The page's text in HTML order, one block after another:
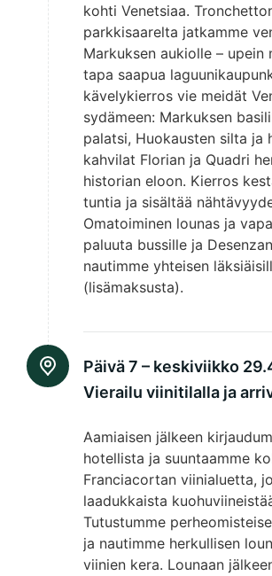
kohti Venetsiaa.
parkkisaarelta jatkamme
Markuksen aukiolle – upein
tapa saapua
kävelykierros vie meidät
sydämeen: Markuksen
palatsi, Huokausten silta ja
kahvilat Florian ja Quadri
historian eloon. Kierros
tuntia ja sisältää
Omatoiminen lounas ja
paluuta bussille ja
nautimme yhteisen
(lisämaksusta).
Päivä 7 – keskiviikko
Vierailu viinitilalla ja
Aamiaisen jälkeen
hotellista ja suuntaamme
Franciacortan viinialuetta,
laadukkaista
Tutustumme
ja nautimme herkullisen
viinien kera. Lounaan